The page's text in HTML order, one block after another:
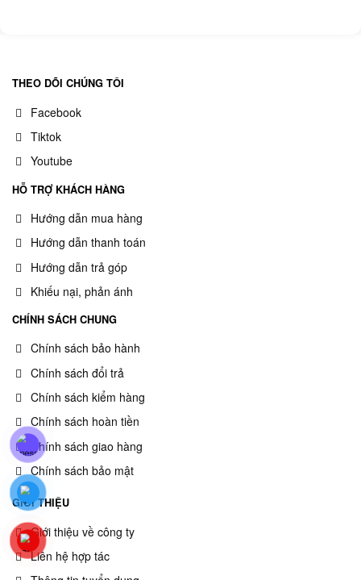
THEO DÕI CHÚNG TÔI
Facebook
Tiktok
Youtube
HỖ TRỢ KHÁCH HÀNG
Hướng dẫn mua hàng
Hướng dẫn thanh toán
Hướng dẫn trả góp
Khiếu nại, phản ánh
CHÍNH SÁCH CHUNG
Chính sách bảo hành
Chính sách đổi trả
Chính sách kiểm hàng
Chính sách hoàn tiền
Chính sách giao hàng
Chính sách bảo mật
GIỚI THIỆU
Giới thiệu về công ty
Liên hệ hợp tác